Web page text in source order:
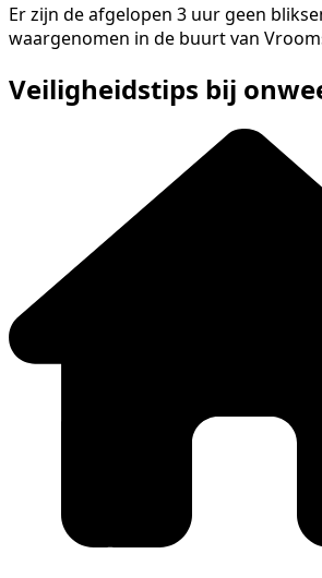
Er zijn de afgelopen 3 uur geen
waargenomen in de buurt van
Veiligheidstips bij